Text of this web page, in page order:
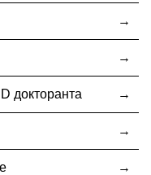
докторанта